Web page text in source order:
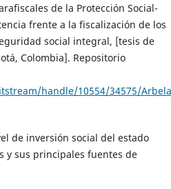
de la Protección Social-
frente a la fiscalización de los
social integral, [tesis de
Colombia]. Repositorio
handle/10554/34575/
de inversión social del estado
y sus principales fuentes de